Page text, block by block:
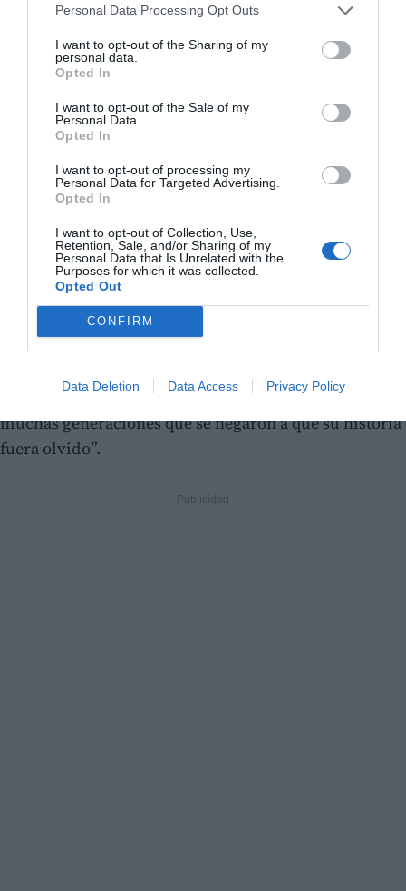
Personal Data Processing Opt Outs
I want to opt-out of the Sharing of my
personal data.
Opted In
I want to opt-out of the Sale of my
Personal Data.
Opted In
I want to opt-out of processing my
Personal Data for Targeted Advertising.
Opted In
I want to opt-out of Collection, Use,
Retention, Sale, and/or Sharing of my
Personal Data that Is Unrelated with the
Purposes for which it was collected.
Opted Out
CONFIRM
Data Deletion Data Access Privacy Policy
Homenaje a generaciones de vecinos
pueblo bonito, sino también el trabajo acumulado de
muchas generaciones que se negaron a que su historia
fuera olvido”.